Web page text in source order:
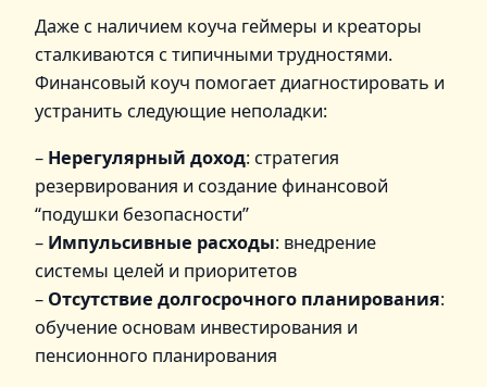
Даже с наличием коуча геймеры и креаторы
сталкиваются с типичными трудностями.
Финансовый коуч помогает диагностировать и
устранить следующие неполадки:
– Нерегулярный доход: стратегия
резервирования и создание финансовой
“подушки безопасности”
– Импульсивные расходы: внедрение
системы целей и приоритетов
– Отсутствие долгосрочного планирования:
обучение основам инвестирования и
пенсионного планирования